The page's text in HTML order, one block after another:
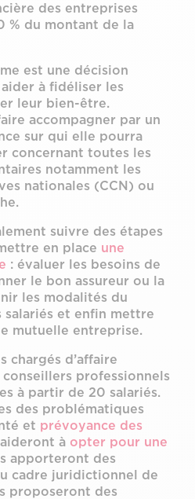
des entreprises
% du montant de la
est une décision
à fidéliser les
leur bien-être.
accompagner par un
sur qui elle pourra
concernant toutes les
notamment les
nationales (CCN) ou
suivre des étapes
en place une
: évaluer les besoins de
le bon assureur ou la
les modalités du
salariés et enfin mettre
mutuelle entreprise.
chargés d’affaire
professionnels
à partir de 20 salariés.
des problématiques
et prévoyance des
à opter pour une
apporteront des
cadre juridictionnel de
proposeront des